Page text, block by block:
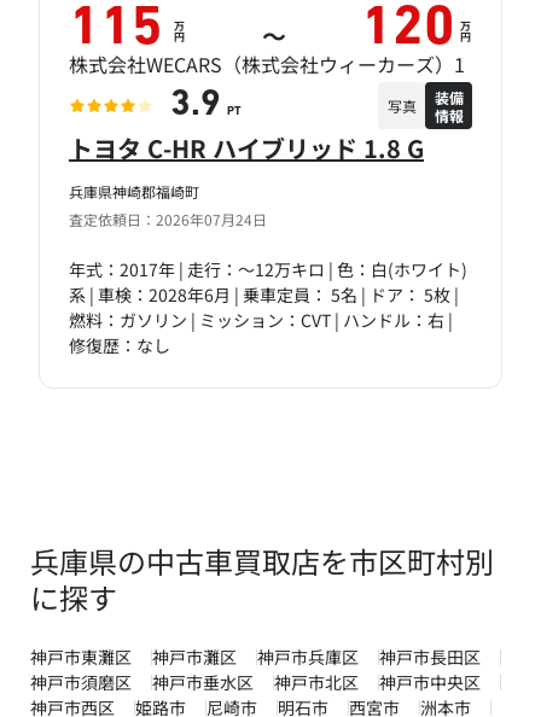
兵庫県神崎郡福崎町
査定依頼日：2026年07月24日
トヨタ C-HR ハイブリッド 1.8 G
年式：2017年 | 走行：～12万キロ | 色：白(ホワイト)
系 | 車検：2028年6月 | 乗車定員： 5名 | ドア： 5枚 |
燃料：ガソリン | ミッション：CVT | ハンドル：右 |
修復歴：なし
115 万
円 ～ 120 万
円
株式会社WECARS（株式会社ウィーカーズ）1
3.9 PT 写真
装備
情報
兵庫県の中古車買取店を市区町村別
に探す
神戸市東灘区 神戸市灘区 神戸市兵庫区
神戸市長田区
神戸市須磨区
神戸市垂水区 神戸市北区
神戸市中央区
神戸市西区
姫路市 尼崎市 明石市 西宮市
洲本市